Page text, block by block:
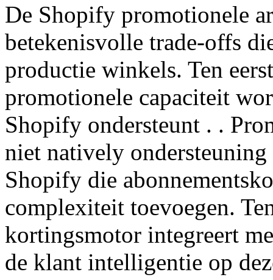
De Shopify promotionele
betekenisvolle trade-offs
productie winkels. Ten
promotionele capaciteit
Shopify ondersteunt . .
niet natively ondersteuning
Shopify die
complexiteit toevoegen.
kortingsmotor integreert
de klant intelligentie op